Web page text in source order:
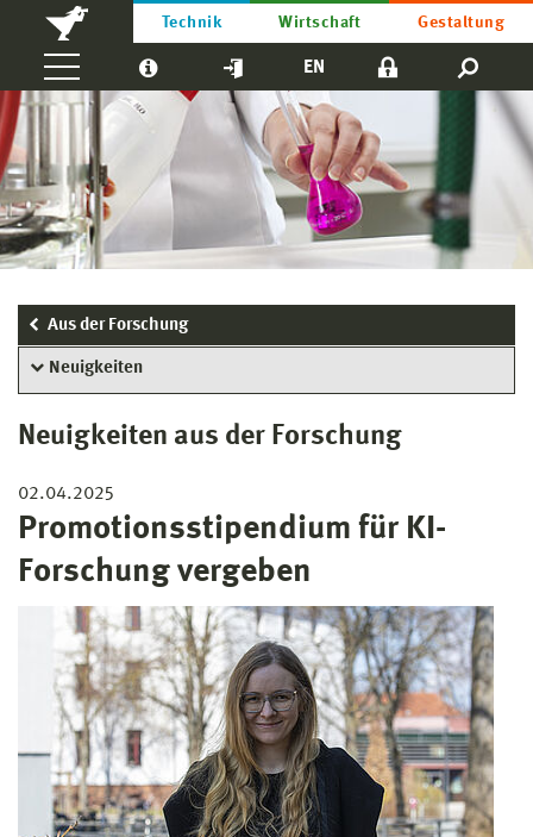
Technik Wirtschaft Gestaltung
EN
Aus der Forschung
Neuigkeiten
Neuigkeiten aus der Forschung
02.04.2025
Promotionsstipendium für KI-
Forschung vergeben